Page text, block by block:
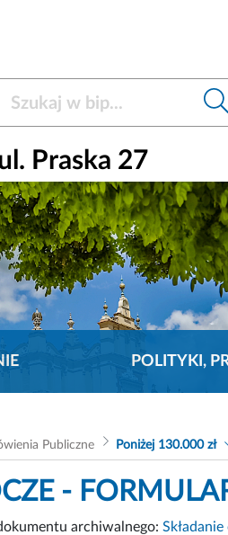
Praska 27
POLITYKI,
Publiczne Poniżej 130.000 zł
-
archiwalnego: